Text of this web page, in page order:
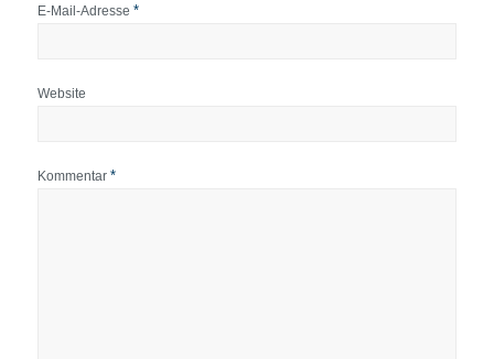
E-Mail-Adresse *
Website
Kommentar *